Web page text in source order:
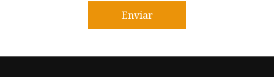
Enviar